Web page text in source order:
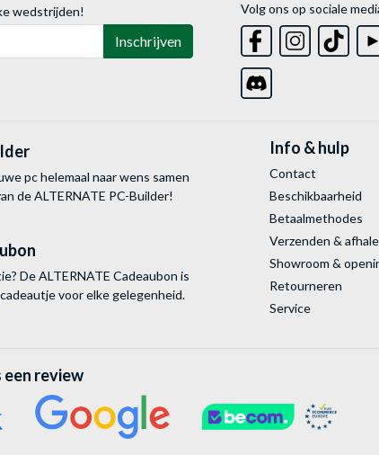
wedstrijden!
Inschrijven
Volg ons op sociale
pc helemaal naar wens samen
de ALTERNATE PC-Builder!
De ALTERNATE Cadeaubon is
voor elke gelegenheid.
Info & hulp
Contact
Beschikbaarheid
Betaalmethodes
Verzenden &
Showroom &
Retourneren
Service
een review